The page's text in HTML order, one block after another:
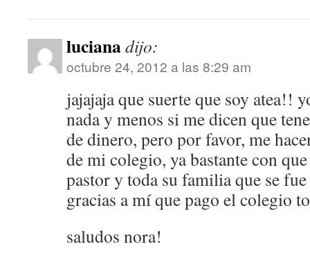
lucianadijo:
octubre 24, 2012 a las 8:29 am
jajajaja que suerte que soy atea!!
nada y menos si me dicen que
de dinero, pero por favor, me
de mi colegio, ya bastante con
pastor y toda su familia que se
gracias a mí que pago el colegio
saludos nora!